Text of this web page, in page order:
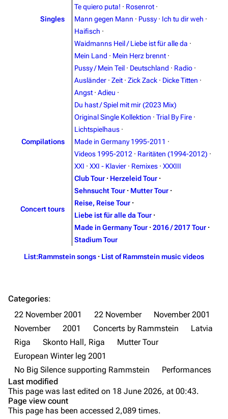
Navigation
Main page
Random page
Rammstein
Information
Discography
Videography
Song list
Merchandise
Emigrate
Discography
Videography
Song list
Merchandise
Lindemann
Information
Discography
Videography
Song list
Tour dates
Discography
Videography
Song list
Tour dates
Merchandise
Discography
Videography
Song list
Members
Purge
Singles
Te quiero puta! · Rosenrot ·
Mann gegen Mann · Pussy · Ich tu dir weh ·
Haifisch ·
Waidmanns Heil / Liebe ist für alle da ·
Mein Land · Mein Herz brennt ·
Pussy / Mein Teil · Deutschland · Radio ·
Ausländer · Zeit · Zick Zack · Dicke Titten ·
Angst · Adieu ·
Du hast / Spiel mit mir (2023 Mix)
Compilations
Original Single Kollektion · Trial By Fire ·
Lichtspielhaus ·
Made in Germany 1995-2011 ·
Videos 1995-2012 · Raritäten (1994-2012) ·
XXI · XXI - Klavier · Remixes · XXXIII
Concert tours
Club Tour · Herzeleid Tour ·
Sehnsucht Tour · Mutter Tour ·
Reise, Reise Tour ·
Liebe ist für alle da Tour ·
Made in Germany Tour · 2016 / 2017 Tour ·
Stadium Tour
List:Rammstein songs · List of Rammstein music videos
Categories:
22 November 2001
22 November
November 2001
November
2001 Concerts by Rammstein
Latvia
Riga
Skonto Hall, Riga
Mutter Tour
European Winter leg 2001
No Big Silence supporting Rammstein
Performances
Last modified
This page was last edited on 18 June 2026, at 00:43.
Page view count
This page has been accessed 2,089 times.